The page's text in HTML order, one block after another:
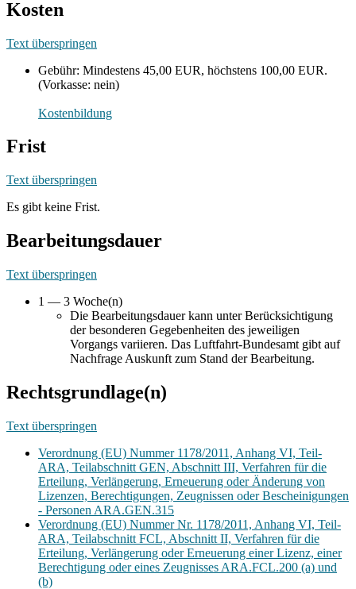
Kosten
Text überspringen
Gebühr: Mindestens 45,00 EUR, höchstens 100,00 EUR.
(Vorkasse: nein)
Kostenbildung
Frist
Text überspringen
Es gibt keine Frist.
Bearbeitungsdauer
Text überspringen
1 — 3 Woche(n)
Die Bearbeitungsdauer kann unter Berücksichtigung
der besonderen Gegebenheiten des jeweiligen
Vorgangs variieren. Das Luftfahrt-Bundesamt gibt auf
Nachfrage Auskunft zum Stand der Bearbeitung.
Rechtsgrundlage(n)
Text überspringen
Verordnung (EU) Nummer 1178/2011, Anhang VI, Teil-
ARA, Teilabschnitt GEN, Abschnitt III, Verfahren für die
Erteilung, Verlängerung, Erneuerung oder Änderung von
Lizenzen, Berechtigungen, Zeugnissen oder Bescheinigungen
- Personen ARA.GEN.315
Verordnung (EU) Nummer Nr. 1178/2011, Anhang VI, Teil-
ARA, Teilabschnitt FCL, Abschnitt II, Verfahren für die
Erteilung, Verlängerung oder Erneuerung einer Lizenz, einer
Berechtigung oder eines Zeugnisses ARA.FCL.200 (a) und
(b)